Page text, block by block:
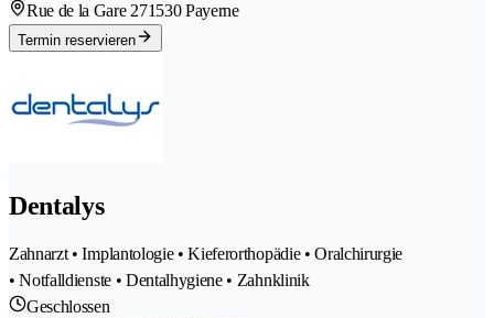
Rue de la Gare 271530 Payerne
Termin reservieren
Dentalys
Zahnarzt • Implantologie • Kieferorthopädie • Oralchirurgie
• Notfalldienste • Dentalhygiene • Zahnklinik
Geschlossen